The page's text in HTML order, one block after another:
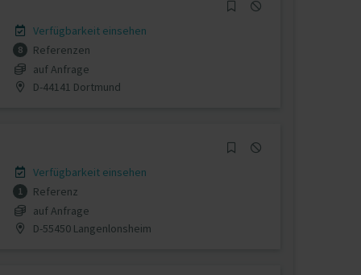
Verfügbarkeit einsehen
8
Referenzen
auf Anfrage
D-44141 Dortmund
Verfügbarkeit einsehen
1
Referenz
auf Anfrage
D-55450 Langenlonsheim